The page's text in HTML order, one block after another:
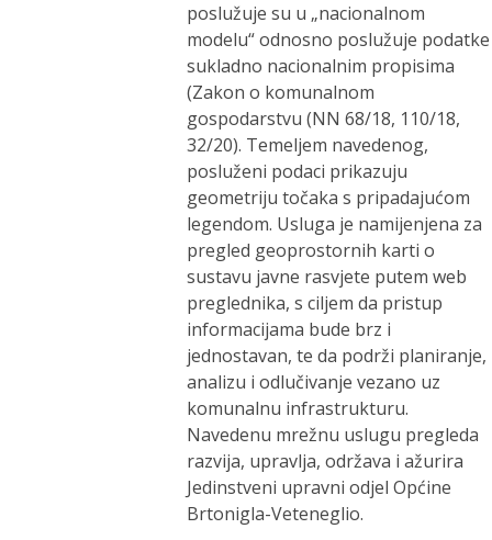
poslužuje su u „nacionalnom
modelu“ odnosno poslužuje podatke
sukladno nacionalnim propisima
(Zakon o komunalnom
gospodarstvu (NN 68/18, 110/18,
32/20). Temeljem navedenog,
posluženi podaci prikazuju
geometriju točaka s pripadajućom
legendom. Usluga je namijenjena za
pregled geoprostornih karti o
sustavu javne rasvjete putem web
preglednika, s ciljem da pristup
informacijama bude brz i
jednostavan, te da podrži planiranje,
analizu i odlučivanje vezano uz
komunalnu infrastrukturu.
Navedenu mrežnu uslugu pregleda
razvija, upravlja, održava i ažurira
Jedinstveni upravni odjel Općine
Brtonigla-Veteneglio.